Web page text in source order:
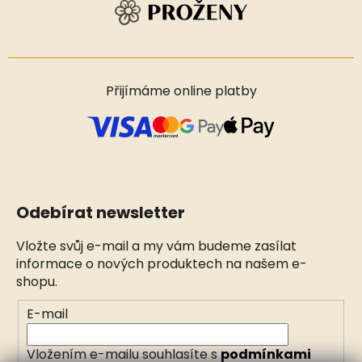
Přijímáme online platby
Odebírat newsletter
Vložte svůj e-mail a my vám budeme zasílat
informace o nových produktech na našem e-
shopu.
E-mail
Vložením e-mailu souhlasíte spodmínkami